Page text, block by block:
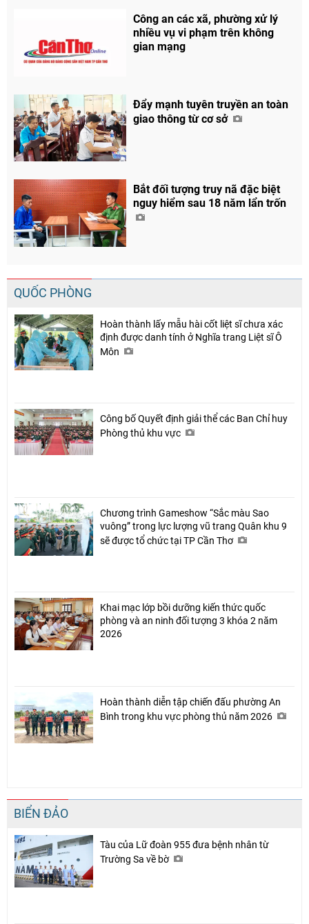
Facebook
Công an các xã, phường xử lý
nhiều vụ vi phạm trên không
gian mạng
Đẩy mạnh tuyên truyền an toàn
giao thông từ cơ sở
Bắt đối tượng truy nã đặc biệt
nguy hiểm sau 18 năm lẩn trốn
QUỐC PHÒNG
Hoàn thành lấy mẫu hài cốt liệt sĩ chưa xác
định được danh tính ở Nghĩa trang Liệt sĩ Ô
Môn
Công bố Quyết định giải thể các Ban Chỉ huy
Phòng thủ khu vực
Chương trình Gameshow “Sắc màu Sao
vuông” trong lực lượng vũ trang Quân khu 9
sẽ được tổ chức tại TP Cần Thơ
Khai mạc lớp bồi dưỡng kiến thức quốc
phòng và an ninh đối tượng 3 khóa 2 năm
2026
Hoàn thành diễn tập chiến đấu phường An
Bình trong khu vực phòng thủ năm 2026
BIỂN ĐẢO
Tàu của Lữ đoàn 955 đưa bệnh nhân từ
Trường Sa về bờ